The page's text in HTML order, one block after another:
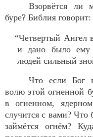
Взорвётся ли
буре? Библия говорит:
“Четвертый Ангел
и дано было
людей сильный
Что если Бог
волю этой огненной
в огненном,
случится с вами? Что
займётся огнём?